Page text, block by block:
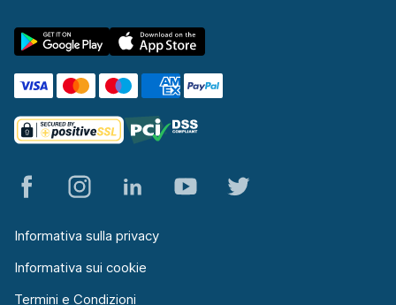
Informativa sulla privacy
Informativa sui cookie
Termini e Condizioni